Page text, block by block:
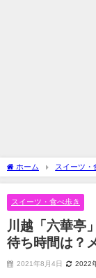
ホーム スイーツ・
品！待ち時間は？メニュ
スイーツ・食べ歩き
川越「六華亭
待ち時間は？
2021年8月4日 2022